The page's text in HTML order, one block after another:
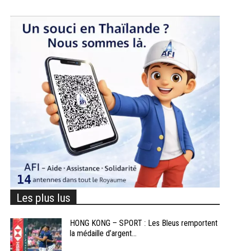
Les plus lus
HONG KONG – SPORT : Les Bleus remportent
la médaille d’argent...